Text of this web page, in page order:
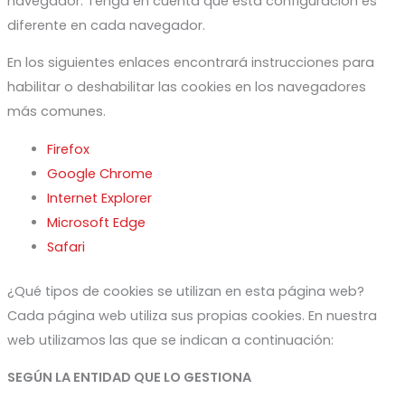
diferente en cada navegador.
En los siguientes enlaces encontrará instrucciones para
habilitar o deshabilitar las cookies en los navegadores
más comunes.
Firefox
Google Chrome
Internet Explorer
Microsoft Edge
Safari
¿Qué tipos de cookies se utilizan en esta página web?
Cada página web utiliza sus propias cookies. En nuestra
web utilizamos las que se indican a continuación:
SEGÚN LA ENTIDAD QUE LO GESTIONA